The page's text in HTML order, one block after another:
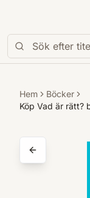
Hem
Böcker
Köp Vad är rätt?